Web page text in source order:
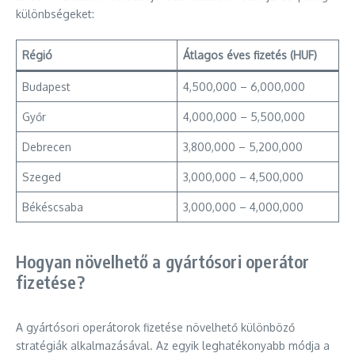
különbségeket:
Régió Átlagos éves fizetés (HUF)
Budapest 4,500,000 – 6,000,000
Győr 4,000,000 – 5,500,000
Debrecen 3,800,000 – 5,200,000
Szeged 3,000,000 – 4,500,000
Békéscsaba 3,000,000 – 4,000,000
Hogyan növelhető a gyártósori operátor
fizetése?
A gyártósori operátorok fizetése növelhető különböző
stratégiák alkalmazásával. Az egyik leghatékonyabb módja a